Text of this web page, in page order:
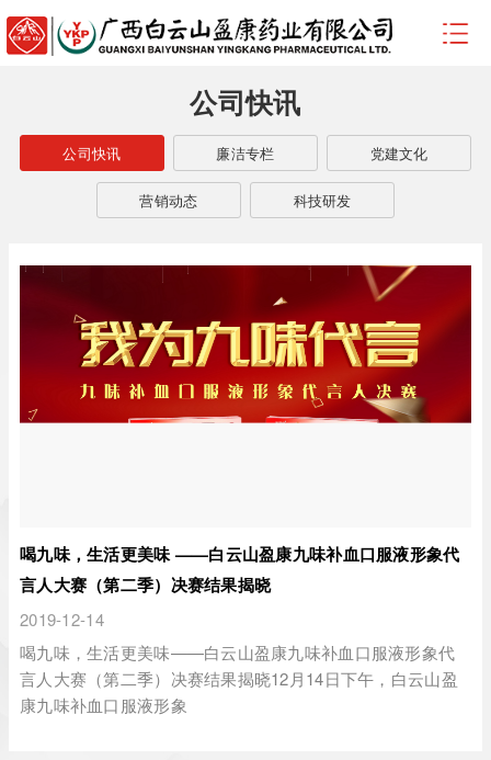
公司快讯
公司快讯 廉洁专栏 党建文化
营销动态 科技研发
喝九味，生活更美味 ——白云山盈康九味补血口服液形象代
言人大赛（第二季）决赛结果揭晓
2019-12-14
喝九味，生活更美味——白云山盈康九味补血口服液形象代
言人大赛（第二季）决赛结果揭晓12月14日下午，白云山盈
康九味补血口服液形象